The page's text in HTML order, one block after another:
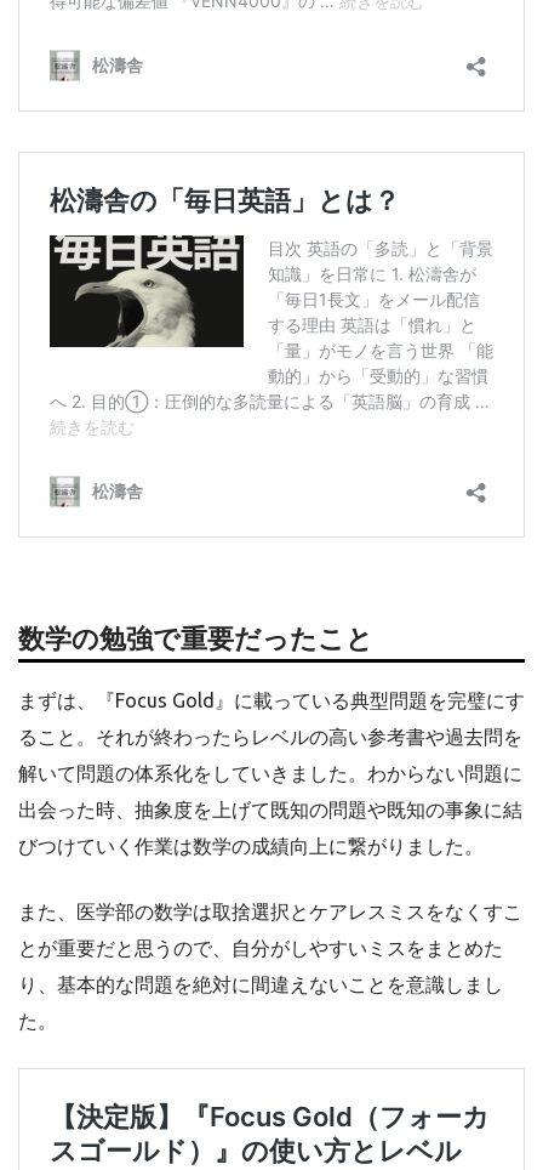
数学の勉強で重要だったこと
まずは、『Focus Gold』に載っている典型問題を完璧にす
ること。それが終わったらレベルの高い参考書や過去問を
解いて問題の体系化をしていきました。わからない問題に
出会った時、抽象度を上げて既知の問題や既知の事象に結
びつけていく作業は数学の成績向上に繋がりました。
また、医学部の数学は取捨選択とケアレスミスをなくすこ
とが重要だと思うので、自分がしやすいミスをまとめた
り、基本的な問題を絶対に間違えないことを意識しまし
た。